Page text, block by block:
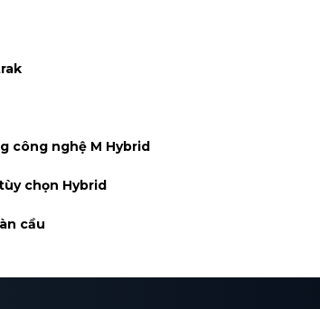
công nghệ M Hybrid
chọn Hybrid
cầu